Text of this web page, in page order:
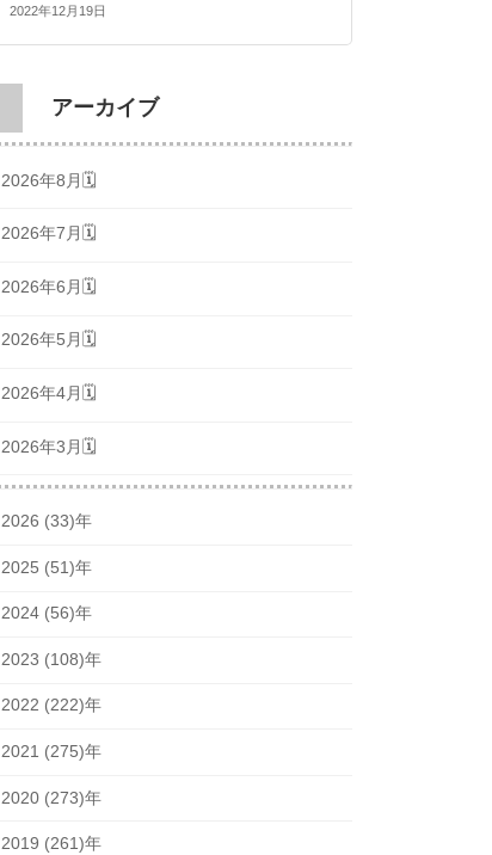
2022年12月19日
アーカイブ
2026年8月🗓
2026年7月🗓
2026年6月🗓
2026年5月🗓
2026年4月🗓
2026年3月🗓
2026 (33)年
2025 (51)年
2024 (56)年
2023 (108)年
2022 (222)年
2021 (275)年
2020 (273)年
2019 (261)年